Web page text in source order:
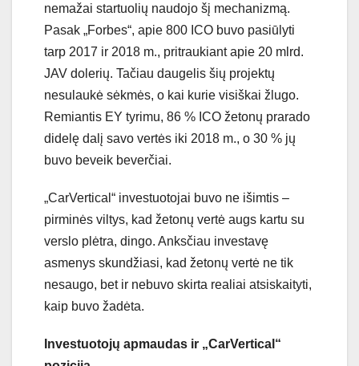
nemažai startuolių naudojo šį mechanizmą.
Pasak „Forbes“, apie 800 ICO buvo pasiūlyti
tarp 2017 ir 2018 m., pritraukiant apie 20 mlrd.
JAV dolerių. Tačiau daugelis šių projektų
nesulaukė sėkmės, o kai kurie visiškai žlugo.
Remiantis EY tyrimu, 86 % ICO žetonų prarado
didelę dalį savo vertės iki 2018 m., o 30 % jų
buvo beveik beverčiai.
„CarVertical“ investuotojai buvo ne išimtis –
pirminės viltys, kad žetonų vertė augs kartu su
verslo plėtra, dingo. Anksčiau investavę
asmenys skundžiasi, kad žetonų vertė ne tik
nesaugo, bet ir nebuvo skirta realiai atsiskaityti,
kaip buvo žadėta.
Investuotojų apmaudas ir „CarVertical“